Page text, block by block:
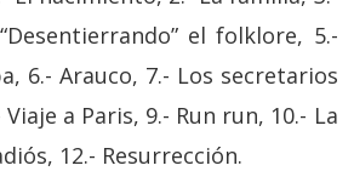
el folklore, 5.-
6.- Arauco, 7.- Los secretarios
a Paris, 9.- Run run, 10.- La
12.- Resurrección.